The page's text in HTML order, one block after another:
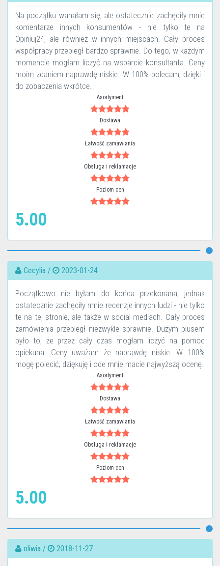
Na początku wahałam się, ale ostatecznie zachęciły mnie
komentarze innych konsumentów - nie tylko te na
Opiniuj24, ale również w innych miejscach. Cały proces
współpracy przebiegł bardzo sprawnie. Do tego, w każdym
momencie mogłam liczyć na wsparcie konsultanta. Ceny
moim zdaniem naprawdę niskie. W 100% polecam, dzięki i
do zobaczenia wkrótce.
Asortyment
Dostawa
Łatwość zamawiania
Obsługa i reklamacje
Poziom cen
5.00
Cecylia / 2023-01-24
Początkowo nie byłam do końca przekonana, jednak
ostatecznie zachęciły mnie recenzje innych ludzi - nie tylko
te na tej stronie, ale także w social mediach. Cały proces
zamówienia przebiegł niezwykle sprawnie. Dużym plusem
było to, że przez cały czas mogłam liczyć na pomoc
opiekuna. Ceny uważam że naprawdę niskie. W 100%
mogę polecić, dziękuję i ode mnie macie najwyższą ocenę.
Asortyment
Dostawa
Łatwość zamawiania
Obsługa i reklamacje
Poziom cen
5.00
oliwia / 2018-11-27